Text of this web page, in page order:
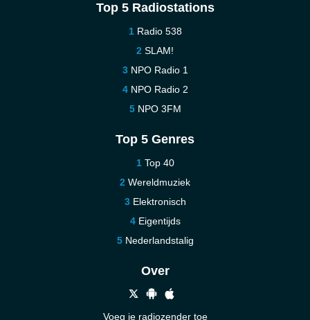
Top 5 Radiostations
Radio 538
SLAM!
NPO Radio 1
NPO Radio 2
NPO 3FM
Top 5 Genres
Top 40
Wereldmuziek
Elektronisch
Eigentijds
Nederlandstalig
Over
Voeg je radiozender toe